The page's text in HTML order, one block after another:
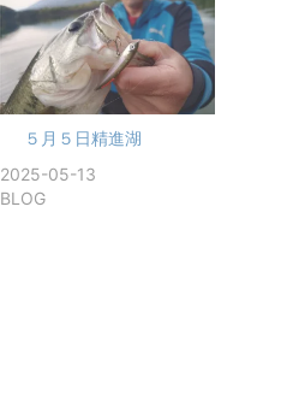
５月５日精進湖
2025-05-13
BLOG